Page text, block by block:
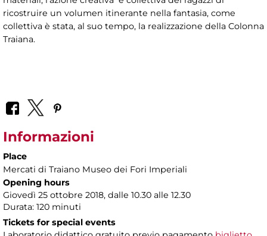
ricostruire un volumen itinerante nella fantasia, come
collettiva è stata, al suo tempo, la realizzazione della Colonna
Traiana.
Informazioni
Place
Mercati di Traiano Museo dei Fori Imperiali
Opening hours
Giovedì 25 ottobre 2018, dalle 10.30 alle 12.30
Durata: 120 minuti
Tickets for special events